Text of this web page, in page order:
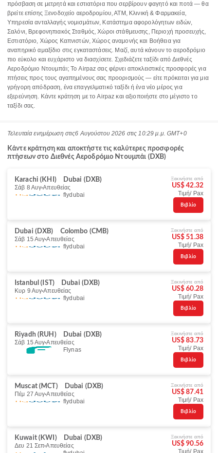
πρόσβαση σε μετρητά και εστιατόρια που σερβίρουν φαγητό και ποτά — θα
βρείτε επίσης Ξενοδοχείο αεροδρομίου, ΑΤΜ, Κλινική & Φαρμακεία,
Υπηρεσία ανταλλαγής νομισμάτων, Κατάστημα αφορολόγητων ειδών,
Σαλόνι, Βρεφονηπιακός Σταθμός, Χώροι στάθμευσης, Περιοχή προσευχής,
Εστιατόριο, Χώρος Καπνιστών, Χώρος αναμονής και Βοήθεια για
αναπηρικό αμαξίδιο στις εγκαταστάσεις. Μαζί, αυτά κάνουν το αεροδρόμιο
πιο εύκολο και ευχάριστο να διασχίσετε. Σχεδιάζετε ταξίδι από Διεθνές
Αεροδρόμιο Ντουμπάι; Το Airpaz σας φέρνει αποκλειστικές προσφορές για
πτήσεις προς τους αγαπημένους σας προορισμούς — είτε πρόκειται για μια
γρήγορη απόδραση, ένα επαγγελματικό ταξίδι ή ένα νέο μέρος για
εξερεύνηση. Κάντε κράτηση με το Airpaz και αξιοποιήστε στο μέγιστο το
ταξίδι σας.
Τελευταία ενημέρωση στις6 Αυγούστου 2026 στις 10:29 μ.μ. GMT+0
Κάντε κράτηση και αποκτήστε τις καλύτερες προσφορές
πτήσεων στο Διεθνές Αεροδρόμιο Ντουμπάι (DXB)
Karachi (KHI)
Dubai (DXB)
Σάβ 8 Αυγ Απευθείας
flydubai
Ξεκινήστε από
US$ 42.32
Τιμή/ Pax
Βιβλίο
Dubai (DXB)
Colombo (CMB)
Σάβ 15 Αυγ Απευθείας
flydubai
Ξεκινήστε από
US$ 51.38
Τιμή/ Pax
Βιβλίο
Istanbul (IST)
Dubai (DXB)
Κυρ 9 Αυγ Απευθείας
flydubai
Ξεκινήστε από
US$ 60.28
Τιμή/ Pax
Βιβλίο
Riyadh (RUH)
Dubai (DXB)
Σάβ 15 Αυγ Απευθείας
Flynas
Ξεκινήστε από
US$ 83.73
Τιμή/ Pax
Βιβλίο
Muscat (MCT)
Dubai (DXB)
Πέμ 27 Αυγ Απευθείας
flydubai
Ξεκινήστε από
US$ 87.41
Τιμή/ Pax
Βιβλίο
Kuwait (KWI)
Dubai (DXB)
Δευ 21 Σεπ Απευθείας
Ξεκινήστε από
US$ 90.56
Τιμή/ Pax